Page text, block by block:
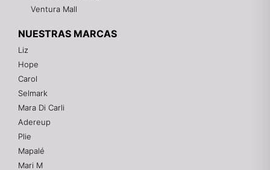
Ventura Mall
NUESTRAS MARCAS
Liz
Hope
Carol
Selmark
Mara Di Carli
Adereup
Plie
Mapalé
Mari M
¡Hola! 👋
Gracias por visitarnos. Te asesoramos
personalmente con tu compra: tallas, envíos y
pagos.